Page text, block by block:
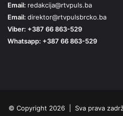
Email: redakcija@rtvpuls.ba
Email: direktor@rtvpulsbrcko.ba
Viber: +387 66 863-529
Whatsapp: +387 66 863-529
© Copyright 2026 | Sva prava